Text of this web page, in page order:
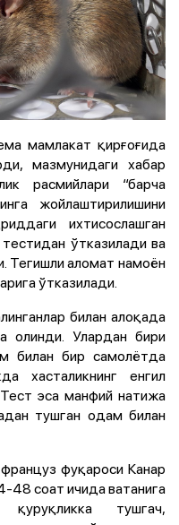
мамлакат қирғоғида
мазмунидаги хабар
расмийлари “барча
жойлаштирилишини
ихтисослашган
ўтказилади ва
Тегишли аломат намоён
ўтказилади.
билан алоқада
олинди. Улардан бири
билан бир самолётда
хасталикнинг енгил
Тест эса манфий натижа
тушган одам билан
фуқароси Канар
48 соат ичида ватанига
тушгач,